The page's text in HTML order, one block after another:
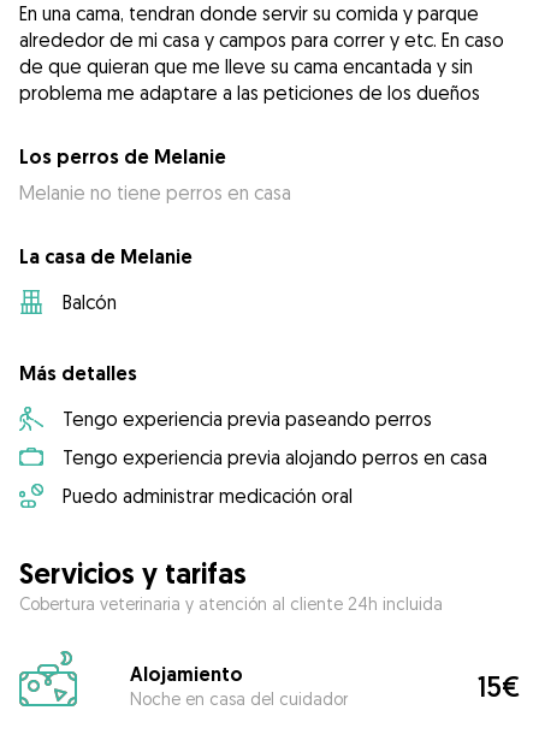
En una cama, tendran donde servir su comida y parque
alrededor de mi casa y campos para correr y etc. En caso
de que quieran que me lleve su cama encantada y sin
problema me adaptare a las peticiones de los dueños
Los perros de Melanie
Melanie no tiene perros en casa
La casa de Melanie
Balcón
Más detalles
Tengo experiencia previa paseando perros
Tengo experiencia previa alojando perros en casa
Puedo administrar medicación oral
Servicios y tarifas
Cobertura veterinaria y atención al cliente 24h incluida
Alojamiento
Noche en casa del cuidador 15€